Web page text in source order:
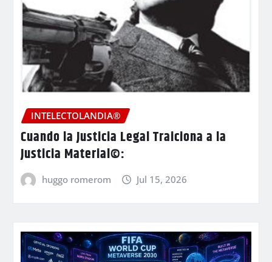
INTELECTOLANDIA®
Cuando la Justicia Legal Traiciona a la
Justicia Material©:
huggo romerom Jul 15, 2026